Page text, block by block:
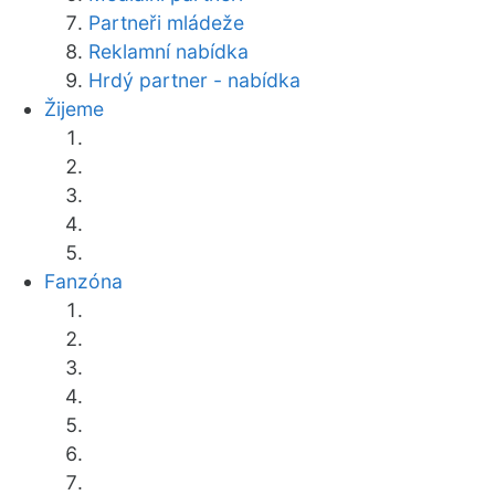
Partneři mládeže
Reklamní nabídka
Hrdý partner - nabídka
Žijeme
Fanzóna